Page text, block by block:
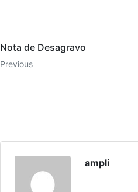
Nota de Desagravo
Previous
ampli